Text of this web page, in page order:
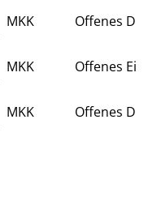
MKK Offenes
MKK Offenes
MKK Offenes